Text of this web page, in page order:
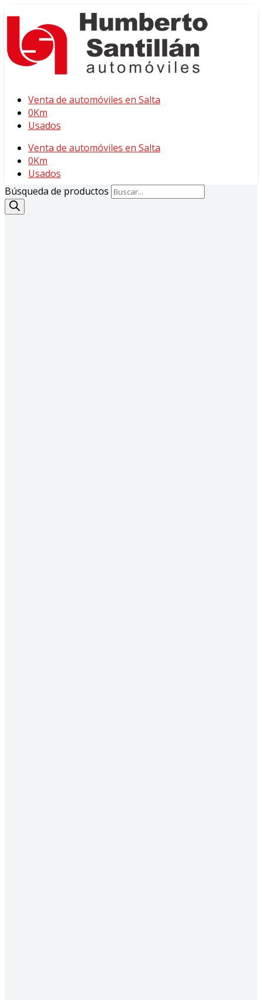
Venta de automóviles en Salta
0Km
Usados
Venta de automóviles en Salta
0Km
Usados
Búsqueda de productos